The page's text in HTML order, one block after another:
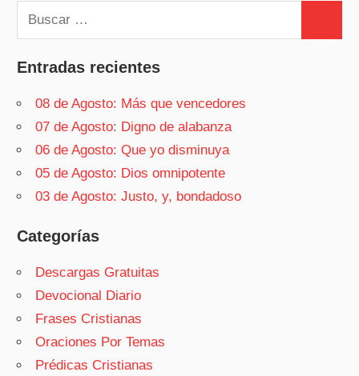
Buscar:
Entradas recientes
08 de Agosto: Más que vencedores
07 de Agosto: Digno de alabanza
06 de Agosto: Que yo disminuya
05 de Agosto: Dios omnipotente
03 de Agosto: Justo, y, bondadoso
Categorías
Descargas Gratuitas
Devocional Diario
Frases Cristianas
Oraciones Por Temas
Prédicas Cristianas